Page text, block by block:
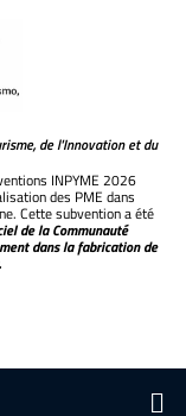
de l'Innovation et du
INPYME 2026
des PME dans
Cette subvention a été
de la Communauté
dans la fabrication de